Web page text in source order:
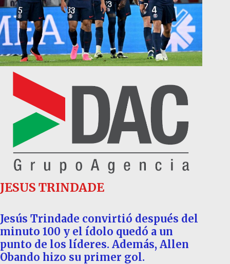
JESUS TRINDADE
Jesús Trindade convirtió después del
minuto 100 y el ídolo quedó a un
punto de los líderes. Además, Allen
Obando hizo su primer gol.